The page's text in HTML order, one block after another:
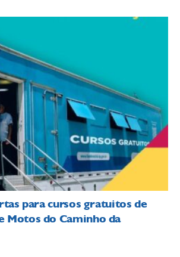
para cursos gratuitos de
Motos do Caminho da